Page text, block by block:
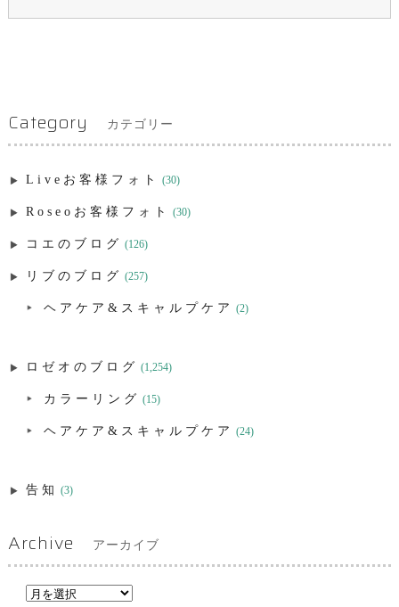
Category カテゴリー
Liveお客様フォト (30)
Roseoお客様フォト (30)
コエのブログ (126)
リブのブログ (257)
ヘアケア&スキャルプケア (2)
ロゼオのブログ (1,254)
カラーリング (15)
ヘアケア&スキャルプケア (24)
告知 (3)
Archive アーカイブ